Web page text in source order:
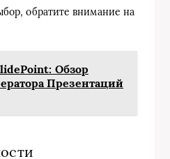
обратите внимание на
Обзор
Презентаций